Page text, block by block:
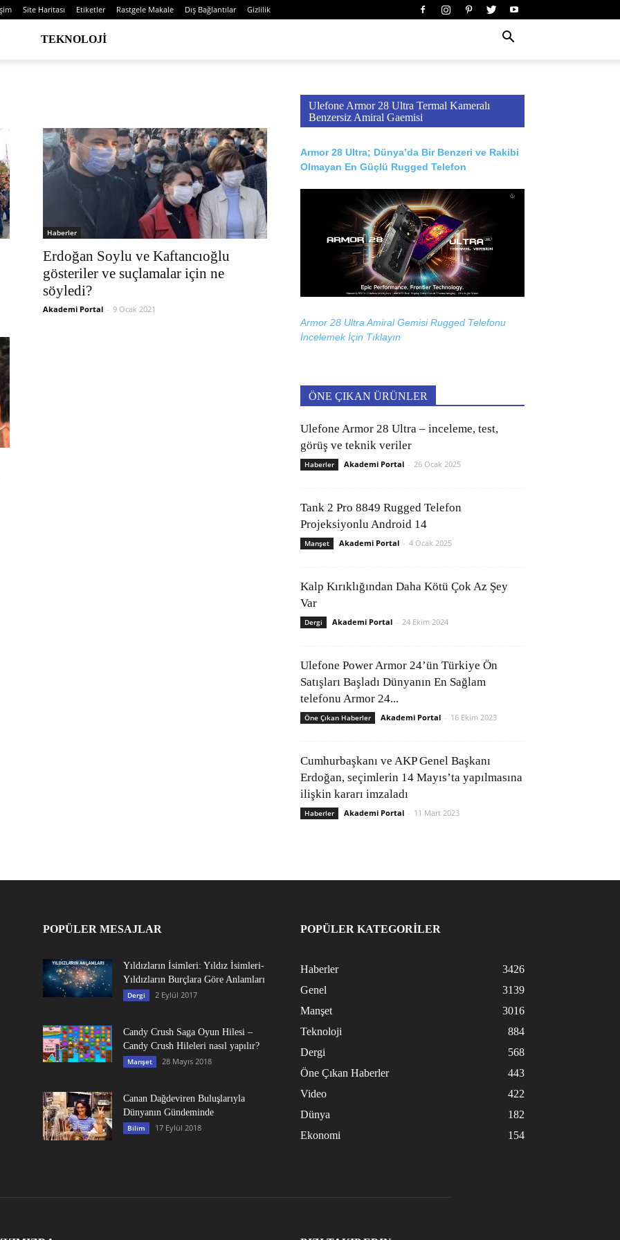
Site Haritası Etiketler Rastgele Makale Dış Bağlantılar Gizlilik
TEKNOLOJI
Haberler
Erdoğan Soylu ve Kaftancıoğlu
gösteriler ve suçlamalar için ne
söyledi?
Akademi Portal - 9 Ocak 2021
Ulefone Armor 28 Ultra Termal Kameralı
Benzersiz Amiral Gaemisi
Armor 28 Ultra; Dünya’da Bir Benzeri ve Rakibi
Olmayan En Güçlü Rugged Telefon
Armor 28 Ultra Amiral Gemisi Rugged Telefonu
İncelemek İçin Tıklayın
ÖNE ÇIKAN ÜRÜNLER
Ulefone Armor 28 Ultra – inceleme, test,
görüş ve teknik veriler
Haberler Akademi Portal - 26 Ocak 2025
Tank 2 Pro 8849 Rugged Telefon
Projeksiyonlu Android 14
Manşet Akademi Portal - 4 Ocak 2025
Kalp Kırıklığından Daha Kötü Çok Az Şey
Var
Dergi Akademi Portal - 24 Ekim 2024
Ulefone Power Armor 24’ün Türkiye Ön
Satışları Başladı Dünyanın En Sağlam
telefonu Armor 24...
Öne Çıkan Haberler Akademi Portal - 16 Ekim 2023
Cumhurbaşkanı ve AKP Genel Başkanı
Erdoğan, seçimlerin 14 Mayıs’ta yapılmasına
ilişkin kararı imzaladı
Haberler Akademi Portal - 11 Mart 2023
POPÜLER MESAJLAR
Yıldızların İsimleri: Yıldız İsimleri-
Yıldızların Burçlara Göre Anlamları
Dergi 2 Eylül 2017
Candy Crush Saga Oyun Hilesi –
Candy Crush Hileleri nasıl yapılır?
Manşet 28 Mayıs 2018
Canan Dağdeviren Buluşlarıyla
Dünyanın Gündeminde
Bilim 17 Eylül 2018
POPÜLER KATEGORİLER
Haberler
3426
Genel
3139
Manşet
3016
Teknoloji
884
Dergi
568
Öne Çıkan Haberler
443
Video
422
Dünya
182
Ekonomi
154